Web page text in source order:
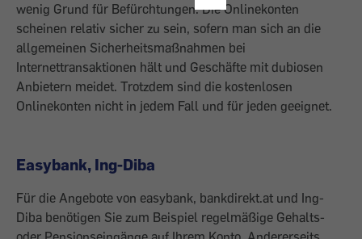
wenig Grund für Befürchtungen: Die Onlinekonten
scheinen relativ sicher zu sein, sofern man sich an die
allgemeinen Sicherheitsmaßnahmen bei
Internettransaktionen hält und Geschäfte mit dubiosen
Anbietern meidet. Trotzdem sind die kostenlosen
Onlinekonten nicht in jedem Fall und für jeden geeignet.
Easybank, Ing-Diba
Für die Angebote von easybank, bankdirekt.at und Ing-
Diba benötigen Sie zum Beispiel regelmäßige Gehalts-